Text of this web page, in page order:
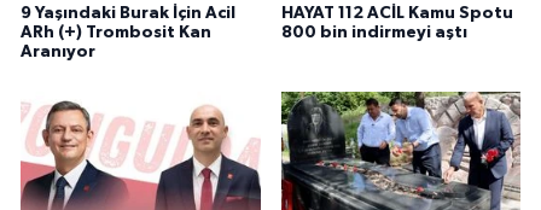
9 Yaşındaki Burak İçin Acil
ARh (+) Trombosit Kan
Aranıyor
HAYAT 112 ACİL Kamu Spotu
800 bin indirmeyi aştı